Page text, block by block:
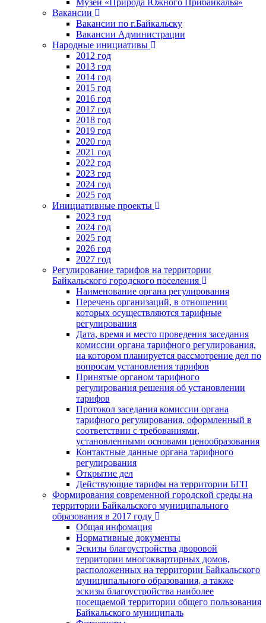
Вакансии
Вакансии по г.Байкальску
Вакансии Администрации
Народные инициативы
2012 год
2013 год
2014 год
2015 год
2016 год
2017 год
2018 год
2019 год
2020 год
2021 год
2022 год
2023 год
2024 год
2025 год
Инициативные проекты
2023 год
2024 год
2025 год
2026 год
2027 год
Регулирование тарифов на территории
Байкальского городского поселения
Наименование органа регулирования
Перечень организаций, в отношении
которых осуществляются тарифные
регулирования
Дата, время и место проведения заседания
комиссии органа тарифного регулирования,
на котором планируется рассмотрение дел по
вопросам установления тарифов
Принятые органом тарифного
регулирования решения об установлении
тарифов
Протокол заседания комиссии органа
тарифного регулирования, оформленный в
соответствии с требованиями,
установленными основами ценообразования
Контактные данные органа тарифного
регулирования
Открытие дел
Действующие тарифы на территории БГП
Формирования современной городской среды на
территории Байкальского муниципального
образования в 2017 году
Общая инфомация
Нормативные документы
Эскизы благоустройства дворовой
территории многоквартирных домов,
расположенных на территории Байкальского
муниципального образования, а также
эскизы благоустройства наиболее
посещаемой территории общего пользования
Байкальского муниципаль